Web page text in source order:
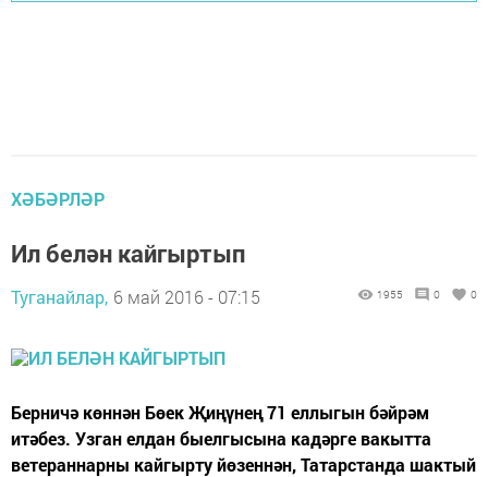
ХӘБӘРЛӘР
Ил белән кайгыртып
Туганайлар, 6 май 2016 - 07:15 1955 0 0
Берничә көннән Бөек Җиңүнең 71 еллыгын бәйрәм
итәбез. Узган елдан быелгысына кадәрге вакытта
ветераннарны кайгырту йөзеннән, Татарстанда шактый